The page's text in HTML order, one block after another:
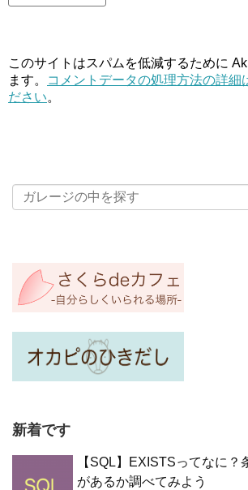
このサイトはスパムを低減するために
ます。
コメントデータの処理方法の詳細
ださい。
新着です
【SQL】EXISTSってなに？
があるか調べてみよう